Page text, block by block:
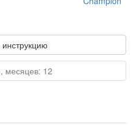
месяцев: 12